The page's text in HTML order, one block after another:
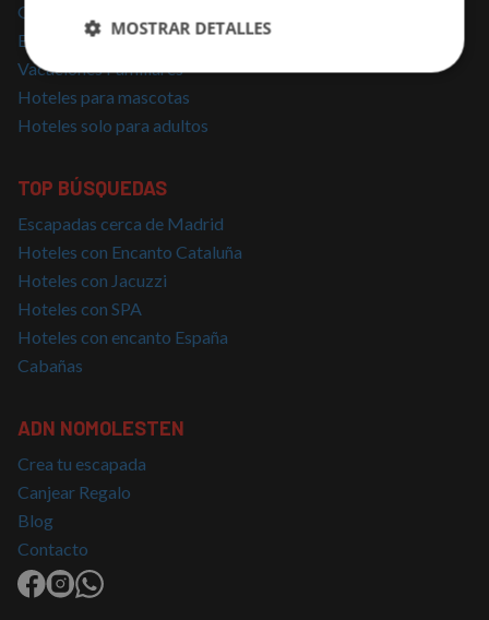
Glamping
Escapadas Románticas
Vacaciones Familiares
Hoteles para mascotas
Hoteles solo para adultos
TOP BÚSQUEDAS
Escapadas cerca de Madrid
Hoteles con Encanto Cataluña
Hoteles con Jacuzzi
Hoteles con SPA
Hoteles con encanto España
Cabañas
ADN NOMOLESTEN
Crea tu escapada
Canjear Regalo
Blog
Contacto
MOSTRAR DETALLES
Cookies
estrictamente
necesarias
Cookies de
Cookies de
preferencias